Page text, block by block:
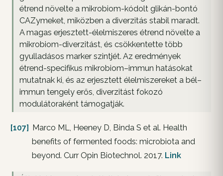
étrend növelte a mikrobiom-kódolt glikán-bontó
CAZymeket, miközben a diverzitás stabil maradt.
A magas erjesztett-élelmiszeres étrend növelte a
mikrobiom-diverzitást, és csökkentette több
gyulladásos marker szintjét. Az eredmények
étrend-specifikus mikrobiom–immun hatásokat
mutatnak ki, és az erjesztett élelmiszereket a bél–
immun tengely erős, diverzitást fokozó
modulátoraként támogatják.
[107]
Marco ML, Heeney D, Binda S et al. Health
benefits of fermented foods: microbiota and
beyond. Curr Opin Biotechnol. 2017. Link